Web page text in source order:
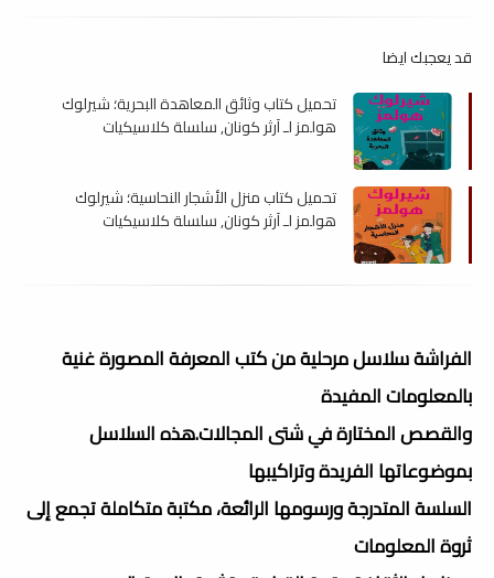
قد يعجبك ايضا
تحميل كتاب وثائق المعاهدة البحرية؛ شيرلوك
هولمز لـ آرثر كونان, سلسلة كلاسيكيات
تحميل كتاب منزل الأشجار النحاسية؛ شيرلوك
هولمز لـ آرثر كونان, سلسلة كلاسيكيات
الفراشة سلاسل مرحلية من كتب المعرفة المصورة غنية
بالمعلومات المفيدة
والقصص المختارة في شتى المجالات.هذه السلاسل
بموضوعاتها الفريدة وتراكيبها
السلسة المتدرجة ورسومها الرائعة، مكتبة متكاملة تجمع إلى
ثروة المعلومات